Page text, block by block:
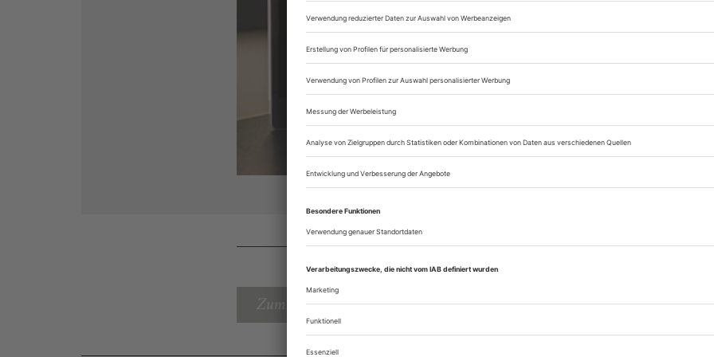
Opernwelt
sofort nutzen
Digital-Abo testen
Zum Inhaltsverzeichnis